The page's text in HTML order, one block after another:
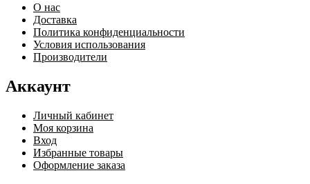
О нас
Доставка
Политика конфиденциальности
Условия использования
Производители
Аккаунт
Личный кабинет
Моя корзина
Вход
Избранные товары
Оформление заказа